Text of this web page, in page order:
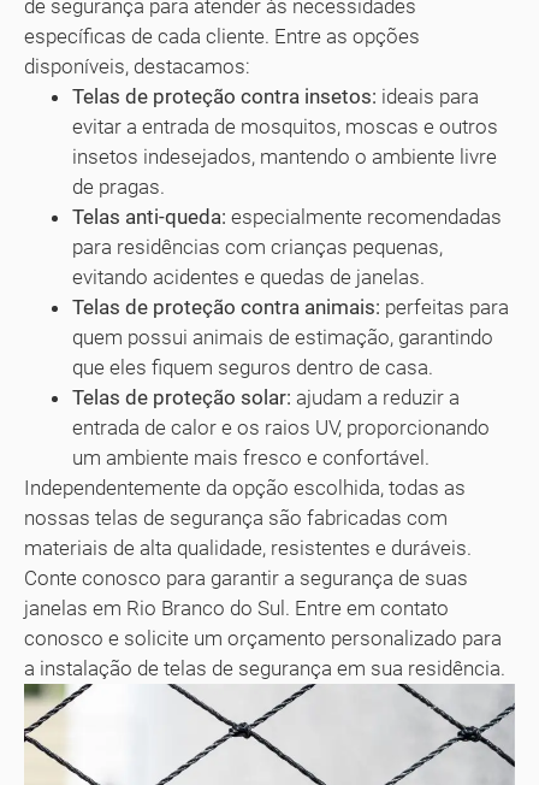
de segurança para atender às necessidades
específicas de cada cliente. Entre as opções
disponíveis, destacamos:
Telas de proteção contra insetos: ideais para
evitar a entrada de mosquitos, moscas e outros
insetos indesejados, mantendo o ambiente livre
de pragas.
Telas anti-queda: especialmente recomendadas
para residências com crianças pequenas,
evitando acidentes e quedas de janelas.
Telas de proteção contra animais: perfeitas para
quem possui animais de estimação, garantindo
que eles fiquem seguros dentro de casa.
Telas de proteção solar: ajudam a reduzir a
entrada de calor e os raios UV, proporcionando
um ambiente mais fresco e confortável.
Independentemente da opção escolhida, todas as
nossas telas de segurança são fabricadas com
materiais de alta qualidade, resistentes e duráveis.
Conte conosco para garantir a segurança de suas
janelas em Rio Branco do Sul. Entre em contato
conosco e solicite um orçamento personalizado para
a instalação de telas de segurança em sua residência.